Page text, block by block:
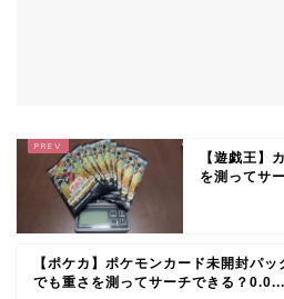
【遊戯王】
を測ってサ
【ポケカ】ポケモンカード未開封パッ
でも重さを測ってサーチできる？0.0...